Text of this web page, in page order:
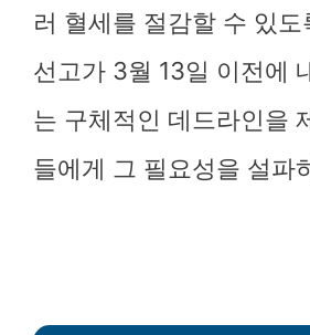
러 혈세를 절감할 수 있
선고가 3월 13일 이전에
는 구체적인 데드라인을
들에게 그 필요성을 설파